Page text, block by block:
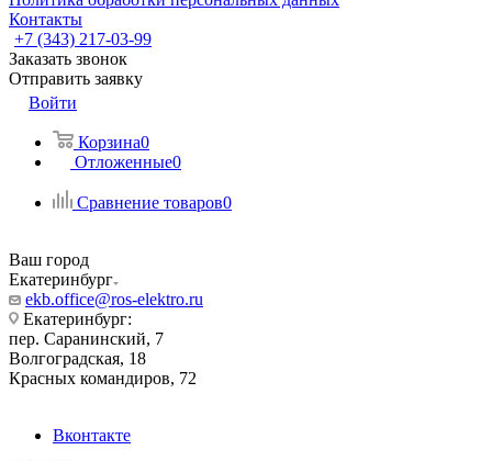
Контакты
+7 (343) 217-03-99
Заказать звонок
Отправить заявку
Войти
Корзина0
Отложенные0
Сравнение товаров0
Ваш город
Екатеринбург
ekb.office@ros-elektro.ru
Екатеринбург:
пер. Саранинский, 7
Волгоградская, 18
Красных командиров, 72
Вконтакте